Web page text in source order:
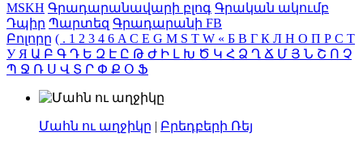
MSKH Գրադարանավարի բլոգ Գրական ակումբ
Դպիր Պարտեզ Գրադարանի FB
Բոլորը ( . 1 2 3 4 6 AC E G M S T W « Б В Г К Л Н О П Р С Т
УЯ Ա Բ Գ Դ Ե Զ Է Ը Թ Ժ Ի Լ Խ Ծ Կ Հ Ձ Ղ Ճ Մ Յ Ն Շ Ո Չ
Պ Ջ Ռ Ս Վ Տ Ր Փ Ք Օ Ֆ
Մահն ու աղջիկը | Բրեդբերի Ռեյ